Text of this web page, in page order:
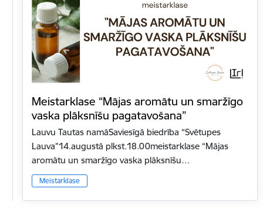
Meistarklase “Mājas aromātu un smaržīgo
vaska plāksnīšu pagatavošana”
Lauvu Tautas namāSaviesīgā biedrība “Svētupes
Lauva”14.augustā plkst.18.00meistarklase “Mājas
aromātu un smaržīgo vaska plāksnīšu…
Meistarklase